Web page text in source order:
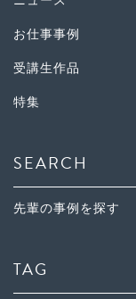
お仕事事例
受講生作品
特集
SEARCH
先輩の事例を探す
TAG